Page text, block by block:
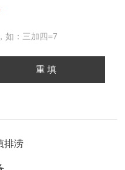
如：三加四=7
排涝